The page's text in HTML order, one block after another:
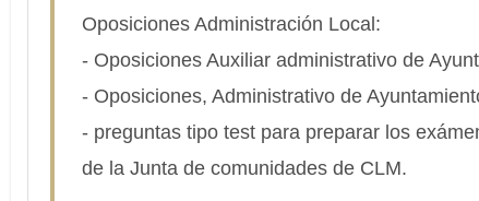
Oposiciones Administración Local:
- Oposiciones Auxiliar administrativo de
- Oposiciones, Administrativo de
- preguntas tipo test para preparar los
de la Junta de comunidades de CLM.